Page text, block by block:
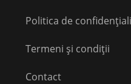
Politica de
Termeni și condiții
Contact